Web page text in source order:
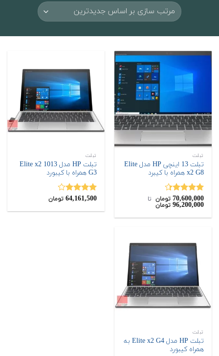
تبلت
تبلت 13 اینچی HP مدل Elite
x2 G8 همراه با کیبرد
نمره4.33
از 5
70,600,000 تومان ‌ تا ‌
96,200,000 تومان
تبلت
تبلت HP مدل Elite x2 1013
G3 همراه با کیبورد
نمره
64,161,500 تومان
تبلت
تبلت HP مدل Elite x2 G4 به
همراه کیبورد